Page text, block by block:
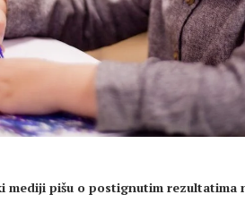
mediji pišu o postignutim rezultatima